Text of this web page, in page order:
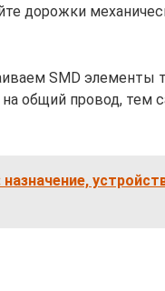
дорожки
SMD элементы
общий провод, тем